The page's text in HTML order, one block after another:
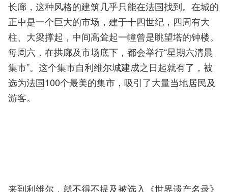
长廊，这种风格的建筑几乎只能在法国找到。在城的
正中是一个巨大的市场，建于十四世纪，四周有大
柱、大梁撑起，中间高耸起一幢曾是眺望塔的钟楼。
每周六，在拱廊及市场底下，都会举行“星期六清晨
集市”。这个集市自利维尔城建成之日起就有了，被
选为法国100个最美的集市，吸引了大量当地居民及
游客。
来到利维尔，就不得不提及被选入《世界遗产名录》